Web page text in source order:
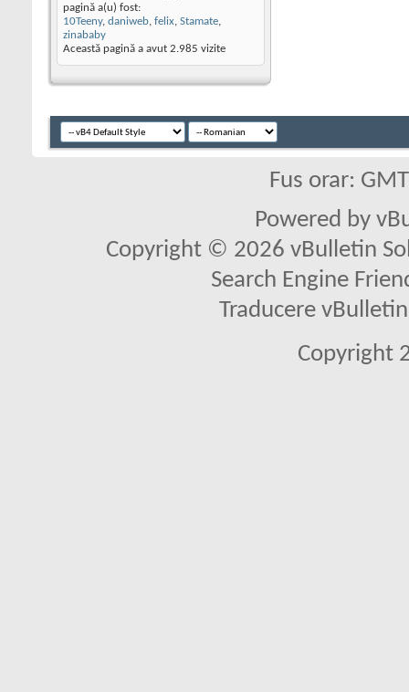
pagină a(u) fost:
10Teeny, daniweb, felix, Stamate,
zinababy
Această pagină a avut 2.985 vizite
Fus orar:
Powered by
Copyright © 2026 vBulletin
Search Engine
Traducere
Copyright